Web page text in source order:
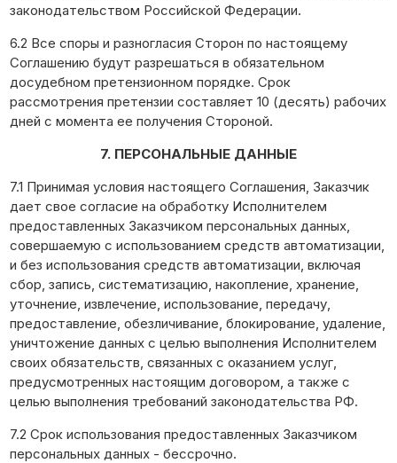
законодательством Российской Федерации.
6.2 Все споры и разногласия Сторон по настоящему
Соглашению будут разрешаться в обязательном
досудебном претензионном порядке. Срок
рассмотрения претензии составляет 10 (десять) рабочих
дней с момента ее получения Стороной.
7. ПЕРСОНАЛЬНЫЕ ДАННЫЕ
7.1 Принимая условия настоящего Соглашения, Заказчик
дает свое согласие на обработку Исполнителем
предоставленных Заказчиком персональных данных,
совершаемую с использованием средств автоматизации,
и без использования средств автоматизации, включая
сбор, запись, систематизацию, накопление, хранение,
уточнение, извлечение, использование, передачу,
предоставление, обезличивание, блокирование, удаление,
уничтожение данных с целью выполнения Исполнителем
своих обязательств, связанных с оказанием услуг,
предусмотренных настоящим договором, а также с
целью выполнения требований законодательства РФ.
7.2 Срок использования предоставленных Заказчиком
персональных данных - бессрочно.